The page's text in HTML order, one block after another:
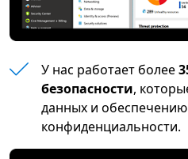
У нас работает более
безопасности,
данных и
конфиденциальности.